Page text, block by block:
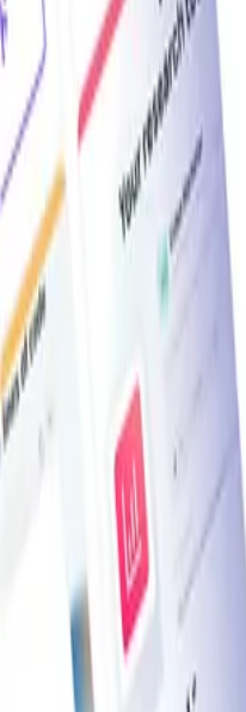
お知らせ一覧